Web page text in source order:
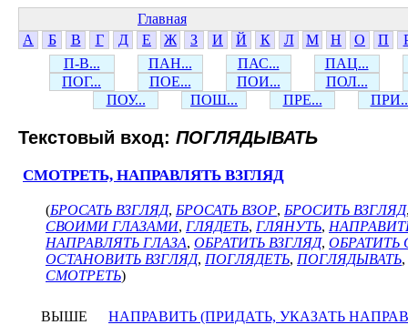
Главная
А
Б В Г Д Е Ж З И Й К Л М Н О П
П-В...
ПАН... ПАС...
ПАЦ...
ПОГ...
ПОЕ... ПОИ...
ПОЛ...
ПОУ...
ПОШ... ПРЕ...
Текстовый вход: ПОГЛЯДЫВАТЬ
СМОТРЕТЬ, НАПРАВЛЯТЬ ВЗГЛЯД
(БРОСАТЬ ВЗГЛЯД, БРОСАТЬ ВЗОР, БРОСИТЬ ВЗГЛЯД
СВОИМИ ГЛАЗАМИ, ГЛЯДЕТЬ, ГЛЯНУТЬ,
НАПРАВЛЯТЬ ГЛАЗА, ОБРАТИТЬ ВЗГЛЯД, ОБРАТИТЬ
ОСТАНОВИТЬ ВЗГЛЯД, ПОГЛЯДЕТЬ, ПОГЛЯДЫВАТЬ,
СМОТРЕТЬ)
ВЫШЕ
НАПРАВИТЬ (ПРИДАТЬ, УКАЗАТЬ